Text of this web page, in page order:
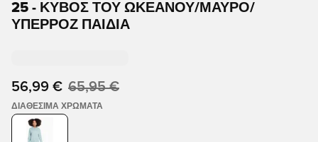
25 - ΚΎΒΟΣ ΤΟΥ ΩΚΕΑΝΟΎ/ΜΑΎΡΟ/
ΥΠΕΡΡΟΖ ΠΑΙΔΙΆ
56,99 € 65,95 €
ΔΙΑΘΈΣΙΜΑ ΧΡΏΜΑΤΑ